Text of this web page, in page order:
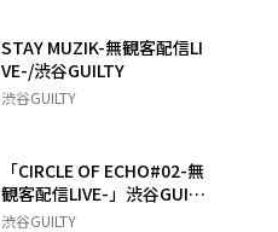
STAY MUZIK-無観客配信LI
VE-/渋谷GUILTY
渋谷GUILTY
「CIRCLE OF ECHO#02-無
観客配信LIVE-」渋谷GUILT
Y
渋谷GUILTY